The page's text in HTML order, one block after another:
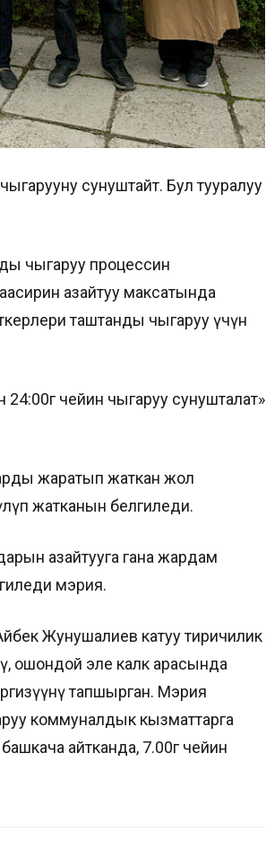
сунуштайт. Бул тууралуу
чыгаруу процессин
азайтуу максатында
таштанды чыгаруу үчүн
чейин чыгаруу сунушталат»
жаратып жаткан жол
жатканын белгиледи.
азайтууга гана жардам
мэрия.
Жунушалиев катуу тиричилик
ошондой эле калк арасында
тапшырган. Мэрия
коммуналдык кызматтарга
айтканда, 7.00гө чейин